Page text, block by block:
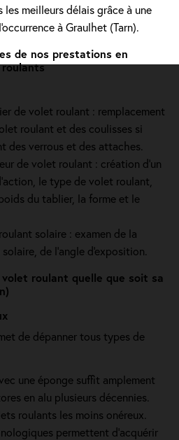
meilleurs délais grâce à une
à Graulhet (Tarn).
de nos prestations en
de volet roulant : remplacement
roulant et des coulisses si
des verrous et des attaches.
de volet roulant : création d'un
le type de volet roulant,
du tablier, la forme et le
solaire : examen de la
de l'angle d'exposition.
roulant quelle que soit sa
de dépanner tous types de
une éponge suffit amplement
en alu plusieurs décennies.
roulants les moins onéreux.
permettent d'acquérir